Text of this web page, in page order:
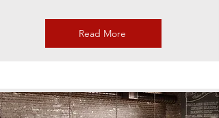
Read More